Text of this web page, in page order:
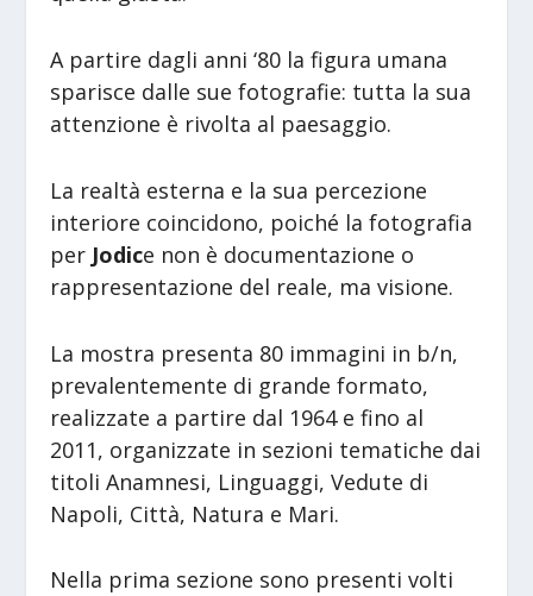
A partire dagli anni ‘80 la figura umana
sparisce dalle sue fotografie: tutta la sua
attenzione è rivolta al paesaggio.
La realtà esterna e la sua percezione
interiore coincidono, poiché la fotografia
per Jodice non è documentazione o
rappresentazione del reale, ma visione.
La mostra presenta 80 immagini in b/n,
prevalentemente di grande formato,
realizzate a partire dal 1964 e fino al
2011, organizzate in sezioni tematiche dai
titoli Anamnesi, Linguaggi, Vedute di
Napoli, Città, Natura e Mari.
Nella prima sezione sono presenti volti